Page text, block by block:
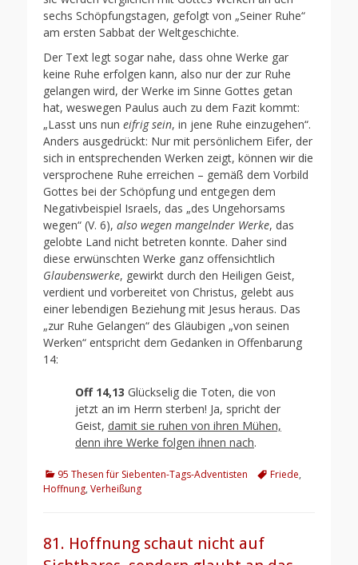
sechs Schöpfungstagen, gefolgt von „Seiner Ruhe“
am ersten Sabbat der Weltgeschichte.
Der Text legt sogar nahe, dass ohne Werke gar
keine Ruhe erfolgen kann, also nur der zur Ruhe
gelangen wird, der Werke im Sinne Gottes getan
hat, weswegen Paulus auch zu dem Fazit kommt:
„Lasst uns nun eifrig sein, in jene Ruhe einzugehen“.
Anders ausgedrückt: Nur mit persönlichem Eifer, der
sich in entsprechenden Werken zeigt, können wir die
versprochene Ruhe erreichen – gemäß dem Vorbild
Gottes bei der Schöpfung und entgegen dem
Negativbeispiel Israels, das „des Ungehorsams
wegen“ (V. 6), also wegen mangelnder Werke, das
gelobte Land nicht betreten konnte. Daher sind
diese erwünschten Werke ganz offensichtlich
Glaubenswerke, gewirkt durch den Heiligen Geist,
verdient und vorbereitet von Christus, gelebt aus
einer lebendigen Beziehung mit Jesus heraus. Das
„zur Ruhe Gelangen“ des Gläubigen „von seinen
Werken“ entspricht dem Gedanken in Offenbarung
14:
Off 14,13 Glückselig die Toten, die von
jetzt an im Herrn sterben! Ja, spricht der
Geist, damit sie ruhen von ihren Mühen,
denn ihre Werke folgen ihnen nach.
Kategorien
95 Thesen für Siebenten-Tags-Adventisten Schlagworte
Friede,
Hoffnung, Verheißung
81. Hoffnung schaut nicht auf